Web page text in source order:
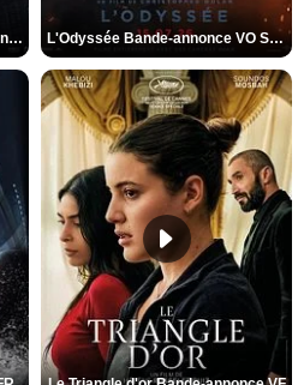
Spider-Man: Brand New Day Bande-annonce VO STFR L'Odyssée Bande-annonce VO STFR